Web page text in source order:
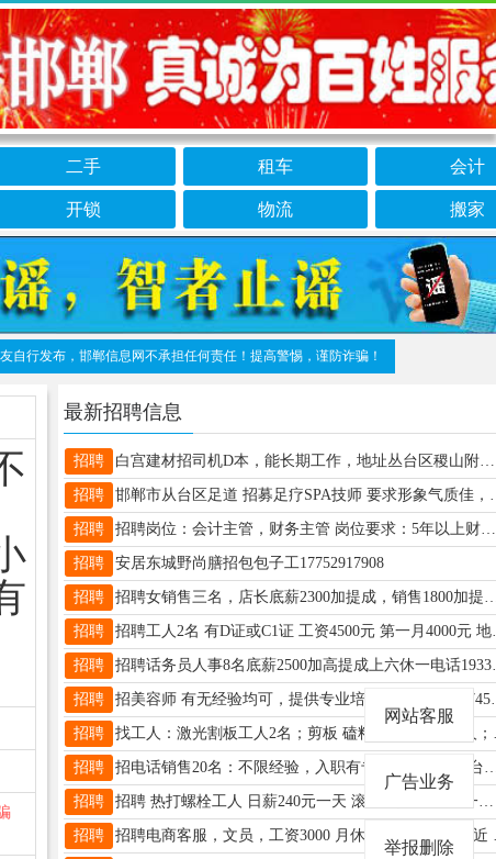
二手 租车 会计
开锁 物流 搬家
发布，邯郸信息网不承担任何责任！提高警惕，谨防诈骗！做推广、做信息置顶！
最新招聘信息
招聘 白宫建材招司机D本，能长期工作，地址丛台区稷山附近。13603107772
招聘
招聘 招聘岗位：会计主管，财务主管 岗位要求：5年以上财务相关经验 岗位性质：兼职岗位 工作时间：每天1.5小时，不耽误自己的全职工作 工作内容：主要负责企业的政策补贴，税务风险预测等（公司给提供单位）15030062080 注：全程不会收取任何费用
招聘 安居东城野尚膳招包包子工17752917908
招聘
招聘 招聘工人2名 有
招聘 招聘话务员
招聘 招美容师 有无
招聘
招聘
招聘 招聘 热打螺栓工人 日薪240元一天 滚丝工人1名 260一天 高速搓丝机师傅 300一天 以上工作必须有经验 15932107717 魏庄村 招聘 人事专员 必须有2年以上工作经验 月薪4000元-5000元 河北铺西街口 13731004061
招聘
网站客服
广告业务
举报删除